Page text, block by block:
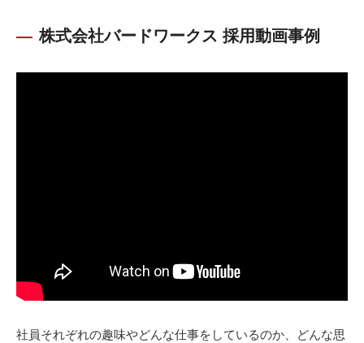
株式会社バードワークス 採用動画事例
社員それぞれの趣味やどんな仕事をしているのか、どんな思